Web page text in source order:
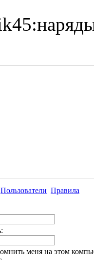
Пользователи Правила
меня на этом